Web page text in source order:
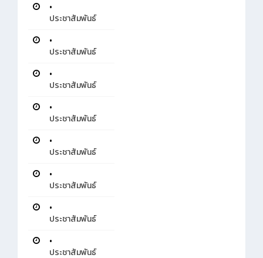
•
ประชาสัมพันธ์
•
ประชาสัมพันธ์
•
ประชาสัมพันธ์
•
ประชาสัมพันธ์
•
ประชาสัมพันธ์
•
ประชาสัมพันธ์
•
ประชาสัมพันธ์
•
ประชาสัมพันธ์